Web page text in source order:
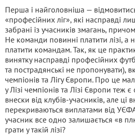
Перша і найголовніша —
«професійних ліг», які насправді
забрані із учасників змагань,
Не команди повинні платити лізі, а
платити командам. Так, як це
винятку насправді професійних
та пострадянські не пропонувати),
чемпіонів та Лігу Європи. Про це
у Лізі чемпіонів та Лізі Європи теж є
внески від клубів-учасників, але ці
перекриваються виплатами від УЄФА
учасник все одно залишається «в
грати у такій лізі?